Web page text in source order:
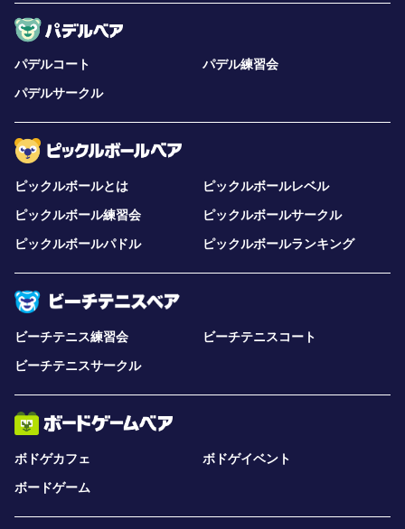
パデルコート
パデル練習会
パデルサークル
ピックルボールとは
ピックルボールレベル
ピックルボール練習会
ピックルボールサークル
ピックルボールパドル
ピックルボールランキング
ビーチテニス練習会
ビーチテニスコート
ビーチテニスサークル
ボドゲカフェ
ボドゲイベント
ボードゲーム